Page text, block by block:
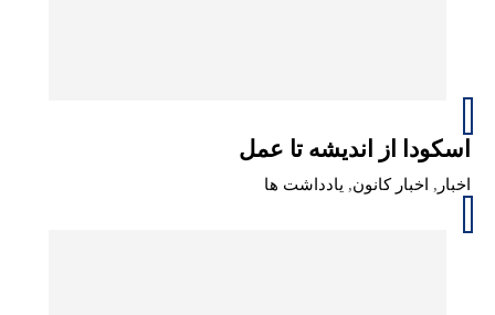
اسکودا از اندیشه تا عمل
اخبار , اخبار کانون, یادداشت ها